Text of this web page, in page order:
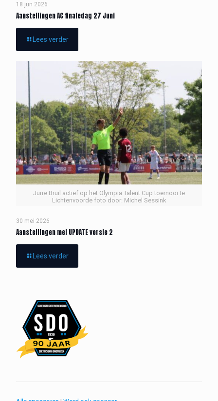
18 jun 2026
Aanstellingen AC finaledag 27 Juni
Lees verder
Jurre Bruil actief op het Olympia Talent Cup toernooi te
Lichtenvoorde foto door: Michel Sessink
30 mei 2026
Aanstellingen mei UPDATE versie 2
Lees verder